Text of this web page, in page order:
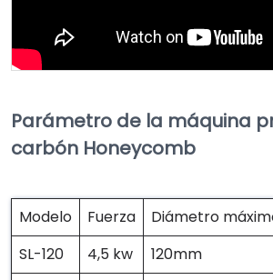
Parámetro de la máquina
carbón Honeycomb
Modelo Fuerza Diámetro
SL-120
4,5 kw 120mm